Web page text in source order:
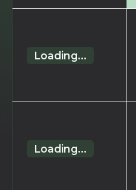
Loading...
Loading...